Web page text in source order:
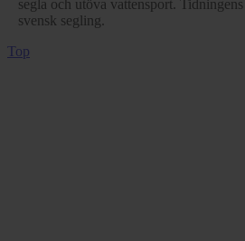
segla och utöva vattensport.
svensk segling.
Top